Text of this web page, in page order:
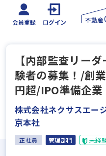
会員登録 ログイン
【内部監査リー
験者の募集！/創
円超/IPO準備企業
株式会社ネクサスエー
京本社
正社員 管理部門 未経